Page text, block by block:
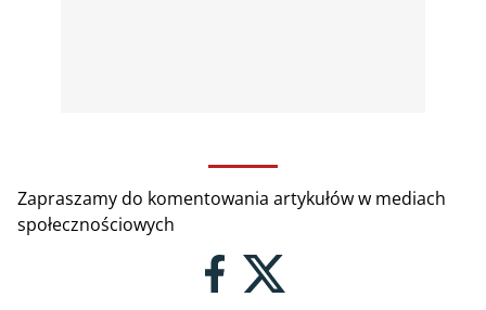
Zapraszamy do komentowania artykułów w mediach
społecznościowych